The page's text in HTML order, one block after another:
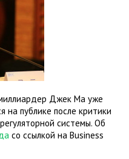
Джек Ма уже
на публике после критики
системы. Об
со ссылкой на Business